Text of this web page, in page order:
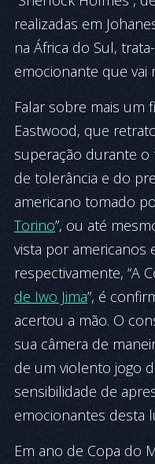
realizadas em
na África do Sul,
emocionante que
Falar sobre mais um
Eastwood, que
superação durante
de tolerância e do
americano tomado
Torino”, ou até
vista por americanos
respectivamente, “A
de Iwo Jima”, é
acertou a mão. O
sua câmera de
de um violento jogo
sensibilidade de
emocionantes desta
Em ano de Copa do